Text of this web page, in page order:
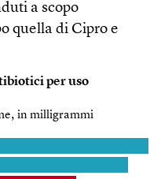
a scopo
quella di Cipro e